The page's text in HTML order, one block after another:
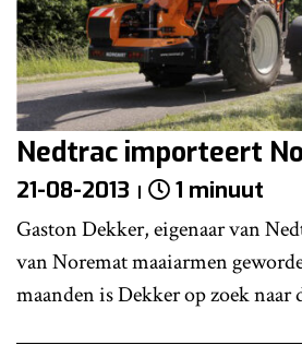
Nedtrac importeert
21-08-2013 1 minuut
Gaston Dekker, eigenaar van
van Noremat maaiarmen
maanden is Dekker op zoek naar